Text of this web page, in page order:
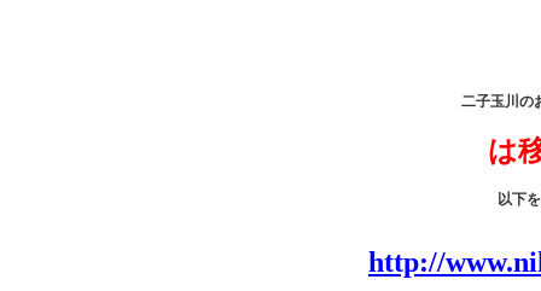
二子玉川の
は
以下
http://